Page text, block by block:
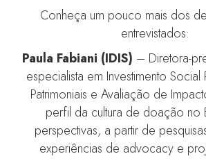
Conheça um pouco mais dos
entrevistados:
Paula Fabiani (IDIS) – Diretora-
especialista em Investimento Social
Patrimoniais e Avaliação de
perfil da cultura de doação no
perspectivas, a partir de
experiências de advocacy e